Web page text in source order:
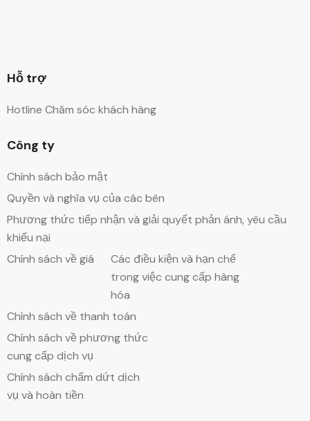
Hỗ trợ
Hotline Chăm sóc khách hàng
Công ty
Chính sách bảo mật
Quyền và nghĩa vụ của các bên
Phương thức tiếp nhận và giải quyết phản ánh, yêu cầu
khiếu nại
Chính sách về giá
Các điều kiện và hạn chế
trong việc cung cấp hàng
hóa
Chính sách về thanh toán
Chính sách về phương thức
cung cấp dịch vụ
Chính sách chấm dứt dịch
vụ và hoàn tiền